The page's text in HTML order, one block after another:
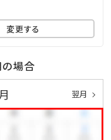
れた身体をのんびり
できます！
15：00～24：00
変更する
場合
翌月